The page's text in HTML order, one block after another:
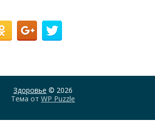
Здоровье © 2026
Тема от WP Puzzle